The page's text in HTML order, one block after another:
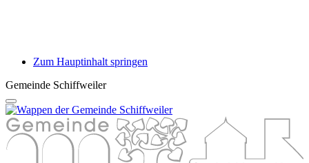
Zum Hauptinhalt springen
Gemeinde Schiffweiler